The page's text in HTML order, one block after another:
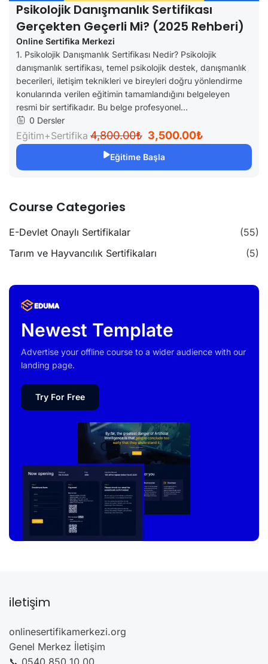
Psikolojik Danışmanlık Sertifikası
Gerçekten Geçerli Mi? (2025 Rehberi)
Online Sertifika Merkezi
1. Psikolojik Danışmanlık Sertifikası Nedir? Psikolojik
danışmanlık sertifikası, temel psikolojik destek, danışmanlık
becerileri, iletişim teknikleri ve bireyleri doğru yönlendirme
konularında verilen eğitimin tamamlandığını belgeleyen
resmi bir sertifikadır. Bu belge profesyonel...
0 Dersler
Eğitim+Sertifika 4,800.00₺ 3,500.00₺
Eğitime Başla
Course Categories
E-Devlet Onaylı Sertifikalar
(55)
Tarım ve Hayvancılık Sertifikaları
(5)
Newest Template
Advertise your offline course to a wider audience with our
landing page.
Try For Free
iletişim
onlinesertifikamerkezi.org
Genel Merkez İletişim
📞 0540 850 10 00